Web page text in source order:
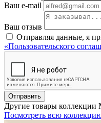
Ваш e-mail
Ваш отзыв
Отправляя данные, я
«Пользовательского
Отправить
Другие товары коллекции
Посмотреть всю